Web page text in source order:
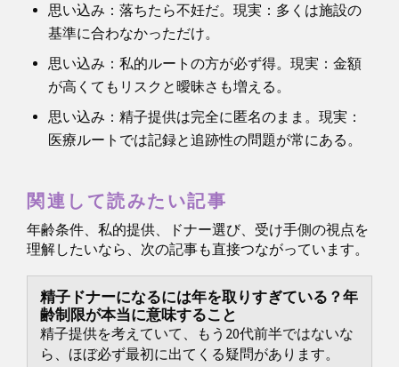
思い込み：落ちたら不妊だ。現実：多くは施設の
基準に合わなかっただけ。
思い込み：私的ルートの方が必ず得。現実：金額
が高くてもリスクと曖昧さも増える。
思い込み：精子提供は完全に匿名のまま。現実：
医療ルートでは記録と追跡性の問題が常にある。
関連して読みたい記事
年齢条件、私的提供、ドナー選び、受け手側の視点を
理解したいなら、次の記事も直接つながっています。
精子ドナーになるには年を取りすぎている？年
齢制限が本当に意味すること
精子提供を考えていて、もう20代前半ではないな
ら、ほぼ必ず最初に出てくる疑問があります。